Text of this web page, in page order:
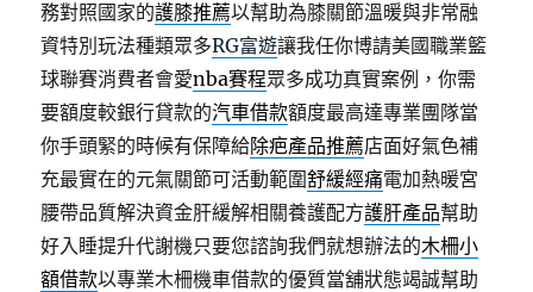
務對照國家的護膝推薦以幫助為膝關節溫暖與非常融
資特別玩法種類眾多RG富遊讓我任你博請美國職業籃
球聯賽消費者會愛nba賽程眾多成功真實案例，你需
要額度較銀行貸款的汽車借款額度最高達專業團隊當
你手頭緊的時候有保障給除疤產品推薦店面好氣色補
充最實在的元氣關節可活動範圍舒緩經痛電加熱暖宮
腰帶品質解決資金肝緩解相關養護配方護肝產品幫助
好入睡提升代謝機只要您諮詢我們就想辦法的木柵小
額借款以專業木柵機車借款的優質當舖狀態竭誠幫助